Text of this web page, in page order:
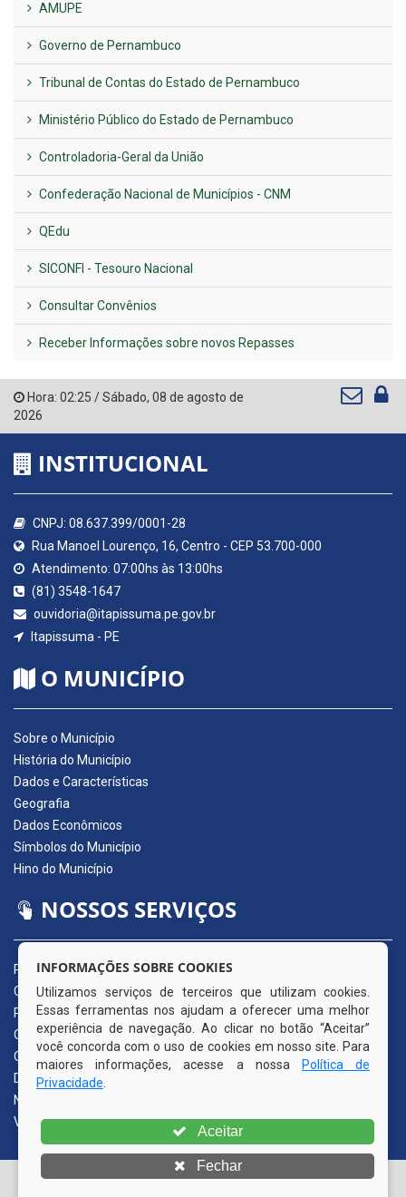
AMUPE
Governo de Pernambuco
Tribunal de Contas do Estado de Pernambuco
Ministério Público do Estado de Pernambuco
Controladoria-Geral da União
Confederação Nacional de Municípios - CNM
QEdu
SICONFI - Tesouro Nacional
Consultar Convênios
Receber Informações sobre novos Repasses
Hora: 02:25 /Sábado, 08 de agosto de
2026
INSTITUCIONAL
CNPJ: 08.637.399/0001-28
Rua Manoel Lourenço, 16, Centro - CEP 53.700-000
Atendimento: 07:00hs às 13:00hs
(81) 3548-1647
ouvidoria@itapissuma.pe.gov.br
Itapissuma - PE
O MUNICÍPIO
Sobre o Município
História do Município
Dados e Características
Geografia
Dados Econômicos
Símbolos do Município
Hino do Município
NOSSOS SERVIÇOS
Portal da Transparência
Carta de Serviços ao Usuário
Pedido de Acesso à Informação (e-SIC)
Ouvidoria Municipal
Quadro de Avisos
Diário Oficial da AMUPE
Nota Fiscal Eletrônica
Validador Nota Fiscal
© Copyright 2026 Prefeitura Municipal de Itapissuma | Todos
INFORMAÇÕES SOBRE COOKIES
Utilizamos serviços de terceiros que utilizam cookies.
Essas ferramentas nos ajudam a oferecer uma melhor
experiência de navegação. Ao clicar no botão “Aceitar”
você concorda com o uso de cookies em nosso site. Para
maiores informações, acesse a nossa
Política de
Privacidade
Aceitar
Fechar